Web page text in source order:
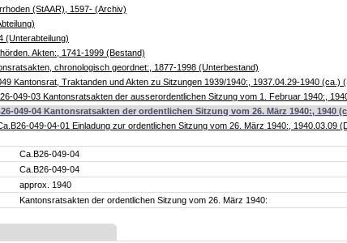
(StAAR), 1597- (Archiv)
(Unterabteilung)
Akten:, 1741-1999 (Bestand)
chronologisch geordnet:, 1877-1998 (Unterbestand)
Kantonsrat, Traktanden und Akten zu Sitzungen 1939/1940:, 1937.04.29-1940 (ca.)
049-03 Kantonsratsakten der ausserordentlichen Sitzung vom 1. Februar 1940:,
049-04 Kantonsratsakten der ordentlichen Sitzung vom 26. März 1940:, 1940
049-04-01 Einladung zur ordentlichen Sitzung vom 26. März 1940:, 1940.03.09
Ca.B26-049-04
Ca.B26-049-04
approx. 1940
Kantonsratsakten der ordentlichen Sitzung vom 26. März 1940: